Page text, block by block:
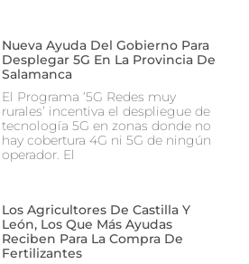
Nueva Ayuda Del Gobierno Para
Desplegar 5G En La Provincia De
Salamanca
El Programa ‘5G Redes muy
rurales’ incentiva el despliegue de
tecnología 5G en zonas donde no
hay cobertura 4G ni 5G de ningún
operador. El
Los Agricultores De Castilla Y
León, Los Que Más Ayudas
Reciben Para La Compra De
Fertilizantes